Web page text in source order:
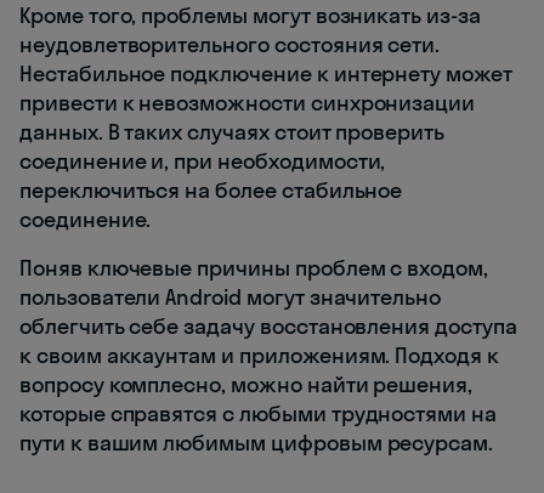
Кроме того, проблемы могут возникать из-за
неудовлетворительного состояния сети.
Нестабильное подключение к интернету может
привести к невозможности синхронизации
данных. В таких случаях стоит проверить
соединение и, при необходимости,
переключиться на более стабильное
соединение.
Поняв ключевые причины проблем с входом,
пользователи Android могут значительно
облегчить себе задачу восстановления доступа
к своим аккаунтам и приложениям. Подходя к
вопросу комплесно, можно найти решения,
которые справятся с любыми трудностями на
пути к вашим любимым цифровым ресурсам.